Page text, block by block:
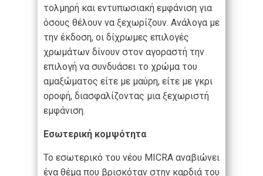
τολμηρή και εντυπωσιακή εμφάνιση για
όσους θέλουν να ξεχωρίζουν. Ανάλογα με
την έκδοση, οι δίχρωμες επιλογές
χρωμάτων δίνουν στον αγοραστή την
επιλογή να συνδυάσει το χρώμα του
αμαξώματος είτε με μαύρη, είτε με γκρι
οροφή, διασφαλίζοντας μια ξεχωριστή
εμφάνιση.
Εσωτερική κομψότητα
Το εσωτερικό του νέου MICRA αναβιώνει
ένα θέμα που βρισκόταν στην καρδιά του